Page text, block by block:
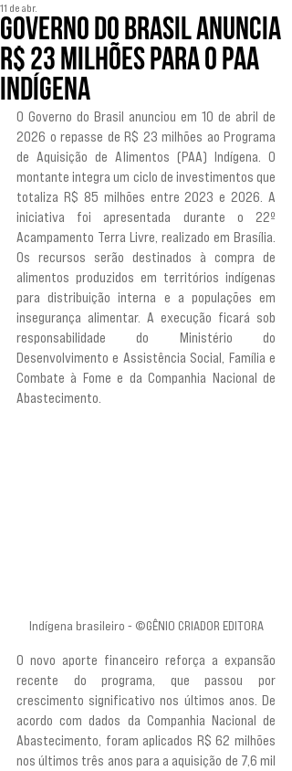
Governo do Brasil anuncia
R$ 23 milhões para o PAA
indígena
11 de abr.
O Governo do Brasil anunciou em 10 de abril de
2026 o repasse de R$ 23 milhões ao Programa
de Aquisição de Alimentos (PAA) Indígena. O
montante integra um ciclo de investimentos que
totaliza R$ 85 milhões entre 2023 e 2026. A
iniciativa foi apresentada durante o 22º
Acampamento Terra Livre, realizado em Brasília.
Os recursos serão destinados à compra de
alimentos produzidos em territórios indígenas
para distribuição interna e a populações em
insegurança alimentar. A execução ficará sob
responsabilidade do Ministério do
Desenvolvimento e Assistência Social, Família e
Combate à Fome e da Companhia Nacional de
Abastecimento.
Indígena brasileiro - ©GÊNIO CRIADOR EDITORA
O novo aporte financeiro reforça a expansão
recente do programa, que passou por
crescimento significativo nos últimos anos. De
acordo com dados da Companhia Nacional de
Abastecimento, foram aplicados R$ 62 milhões
nos últimos três anos para a aquisição de 7,6 mil